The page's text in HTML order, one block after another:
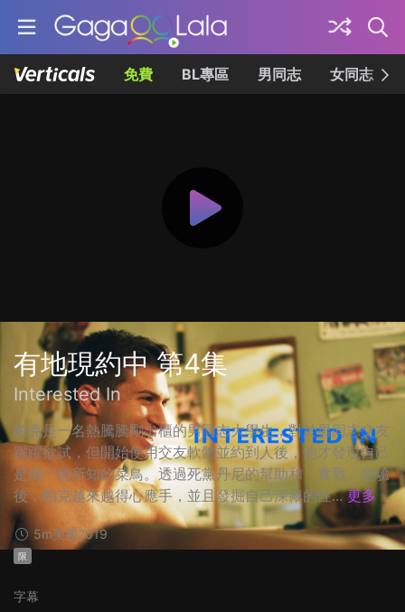
免費 BL專區 男同志 女同志
有地現約中 第4集
Interested In
帕克是一名熱騰騰剛出櫃的男同志大學生，對於男同志交友
躍躍欲試，但開始使用交友軟體並約到人後，他才發現自己
是個一無所知的菜鳥。透過死黨丹尼的幫助和「實戰」經驗
後，帕克越來越得心應手，並且發掘自己深藏的性... 更多
5m美國2019
限
字幕